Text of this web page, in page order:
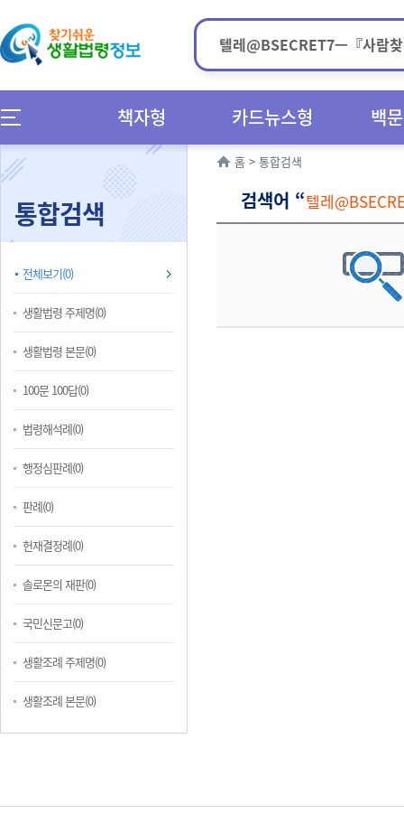
책자형 카드뉴스형 백
통합검색
전체보기(0)
생활법령 주제명(0)
생활법령 본문(0)
100문 100답(0)
법령해석례(0)
행정심판례(0)
판례(0)
헌재결정례(0)
솔로몬의 재판(0)
국민신문고(0)
생활조례 주제명(0)
생활조례 본문(0)
홈 > 통합검색
검색어 “텔레